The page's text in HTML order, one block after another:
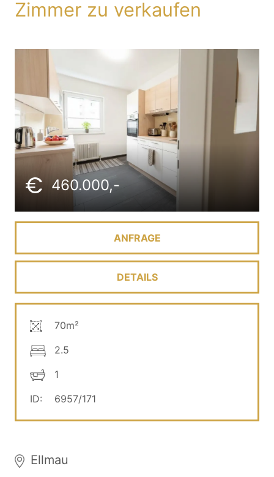
Zimmer zu verkaufen
460.000,-
ANFRAGE
DETAILS
70m²
2.5
1
ID:
6957/171
Ellmau